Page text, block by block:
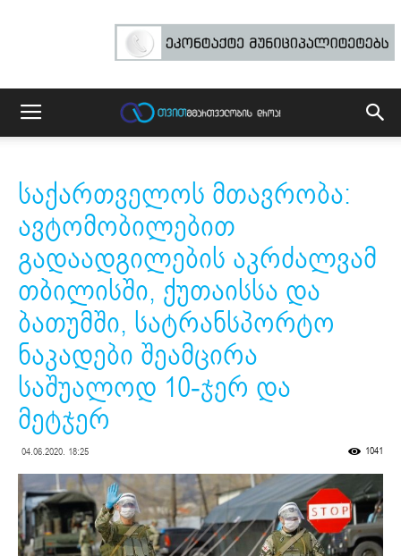
საქართველოს მთავრობა:
ავტომობილებით
გადაადგილების აკრძალვამ
თბილისში, ქუთაისსა და
ბათუმში, სატრანსპორტო
ნაკადები შეამცირა
საშუალოდ 10-ჯერ და
მეტჯერ
04.06.2020. 18:25 1041